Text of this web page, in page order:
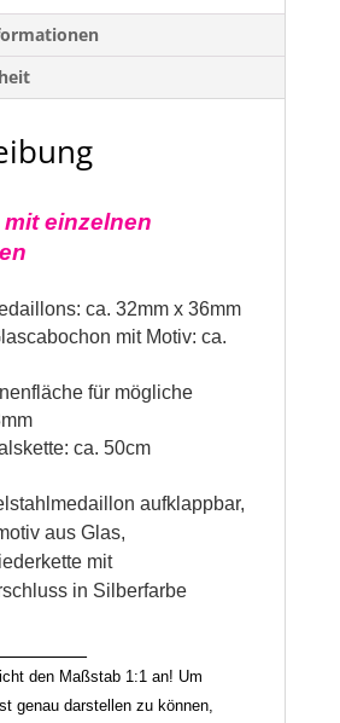
mit einzelnen
ca. 32mm x 36mm
mit Motiv: ca.
für mögliche
ca. 50cm
aufklappbar,
aus Glas,
mit
in Silberfarbe
den Maßstab 1:1 an! Um
genau darstellen zu können,